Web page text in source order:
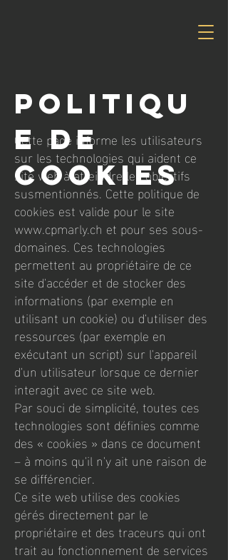
Cette page informe les utilisateurs
sur les technologies qui aident ce
site web à atteindre les objectifs
susmentionnés. Cette politique de
cookies est valide pour le site
www.cpmarly.ch et pour ses sous-
domaines. Ces technologies
permettent au propriétaire de ce
site d'accéder et de stocker des
informations (par exemple en
utilisant un cookie) ou d'utiliser des
ressources (par exemple en
exécutant un script) sur l'appareil
d'un utilisateur lorsque ce dernier
interagit avec ce site web.
Par souci de simplicité, toutes ces
technologies sont définies comme
des « cookies » dans ce document
– à moins qu'il n'y ait une raison de
se différencier.
Ce site web utilise des cookies
gérés directement par le
propriétaire et des traceurs qui ont
trait au fonctionnement de services
Politiqu
e de
cookies